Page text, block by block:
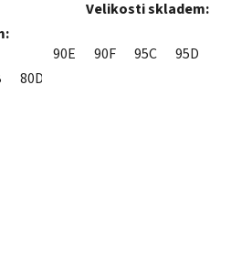
80D
Velikosti skladem:
90E 90F 95C 95D